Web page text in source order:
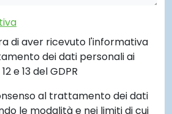
di aver ricevuto l'informativa
dei dati personali ai
e 13 del GDPR
al trattamento dei dati
le modalità e nei limiti di cui